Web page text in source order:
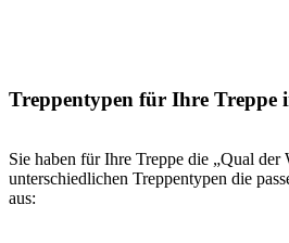
Treppentypen für Ihre Treppe
Sie haben für Ihre Treppe die „Qual der
unterschiedlichen Treppentypen die
aus: